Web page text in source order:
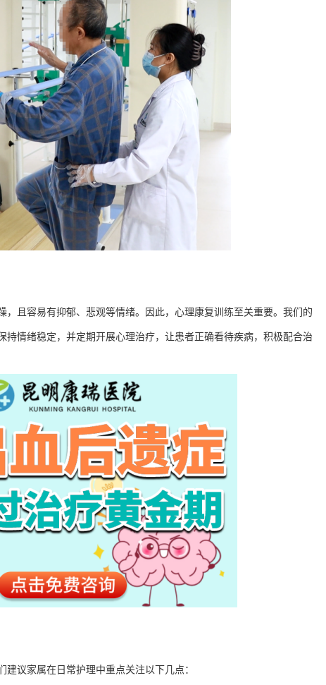
，且容易有抑郁、悲观等情绪。因此，心理康复训练至关重要。我们的
持情绪稳定，并定期开展心理治疗，让患者正确看待疾病，积极配合治
议家属在日常护理中重点关注以下几点：